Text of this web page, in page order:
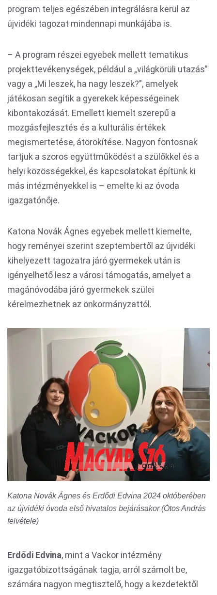
program teljes egészében integrálásra kerül az
újvidéki tagozat mindennapi munkájába is.
– A program részei egyebek mellett tematikus
projekttevékenységek, például a „világkörüli utazás”
vagy a „Mi leszek, ha nagy leszek?”, amelyek
játékosan segítik a gyerekek képességeinek
kibontakozását. Emellett kiemelt szerepű a
mozgásfejlesztés és a kulturális értékek
megismertetése, átörökítése. Nagyon fontosnak
tartjuk a szoros együttműködést a szülőkkel és a
helyi közösségekkel, és kapcsolatokat építünk ki
más intézményekkel is – emelte ki az óvoda
igazgatónője.
Katona Novák Ágnes egyebek mellett kiemelte,
hogy reményei szerint szeptembertől az újvidéki
kihelyezett tagozatra járó gyermekek után is
igényelhető lesz a városi támogatás, amelyet a
magánóvodába járó gyermekek szülei
kérelmezhetnek az önkormányzattól.
Katona Novák Ágnes és Erdődi Edvina 2024 októberében
az újvidéki óvoda első hivatalos bejárásakor (Ótos András
felvétele)
Erdődi Edvina, mint a Vackor intézmény
igazgatóbizottságának tagja, arról számolt be,
számára nagyon megtisztelő, hogy a kezdetektől